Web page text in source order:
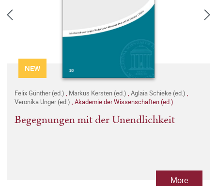
NEW
Felix Günther (ed.) , Markus Kersten (ed.) , Aglaia Schieke (ed.) ,
Veronika Unger (ed.) , Akademie der Wissenschaften (ed.)
Begegnungen mit der Unendlichkeit
More